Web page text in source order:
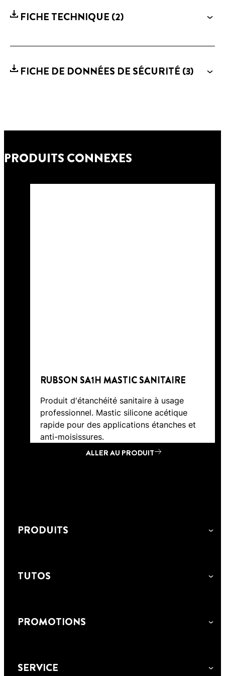
FICHE TECHNIQUE (2)
FICHE DE DONNÉES DE SÉCURITÉ (3)
PRODUITS CONNEXES
RUBSON SA1H MASTIC SANITAIRE
Produit d'étanchéité sanitaire à usage
professionnel. Mastic silicone acétique
rapide pour des applications étanches et
anti-moisissures.
ALLER AU PRODUIT
PRODUITS
TUTOS
PROMOTIONS
SERVICE